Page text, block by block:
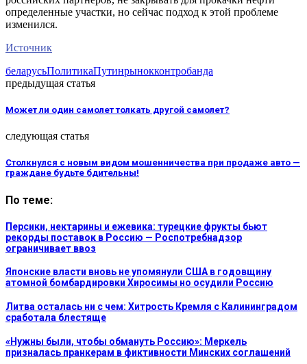
определенные участки, но сейчас подход к этой проблеме
изменился.
Источник
беларусьПолитикаПутинрынокконтробанда
предыдущая статья
Может ли один самолет толкать другой самолет?
следующая статья
Столкнулся с новым видом мошенничества при продаже авто —
граждане будьте бдительны!
По теме:
Персики, нектарины и ежевика: турецкие фрукты бьют
рекорды поставок в Россию — Роспотребнадзор
ограничивает ввоз
Японские власти вновь не упомянули США в годовщину
атомной бомбардировки Хиросимы но осудили Россию
Литва осталась ни с чем: Хитрость Кремля с Калининградом
сработала блестяще
«Нужны были, чтобы обмануть Россию»: Меркель
призналась пранкерам в фиктивности Минских соглашений